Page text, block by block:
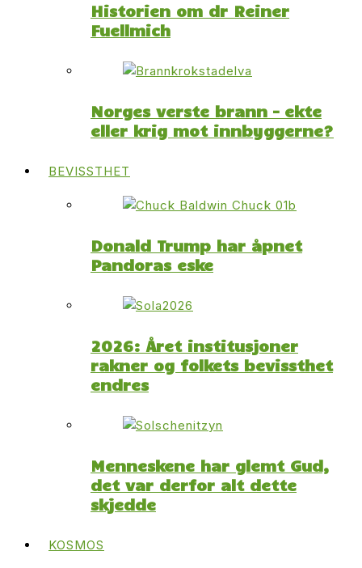
Historien om dr Reiner
Fuellmich
Norges verste brann – ekte
eller krig mot innbyggerne?
BEVISSTHET
Donald Trump har åpnet
Pandoras eske
2026: Året institusjoner
rakner og folkets bevissthet
endres
Menneskene har glemt Gud,
det var derfor alt dette
skjedde
KOSMOS